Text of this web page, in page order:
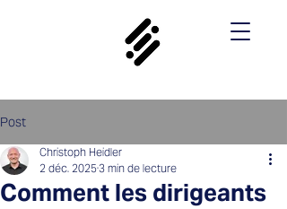
Post
Comment les dirigeants
Christoph Heidler
2 déc. 2025 3 min de lecture